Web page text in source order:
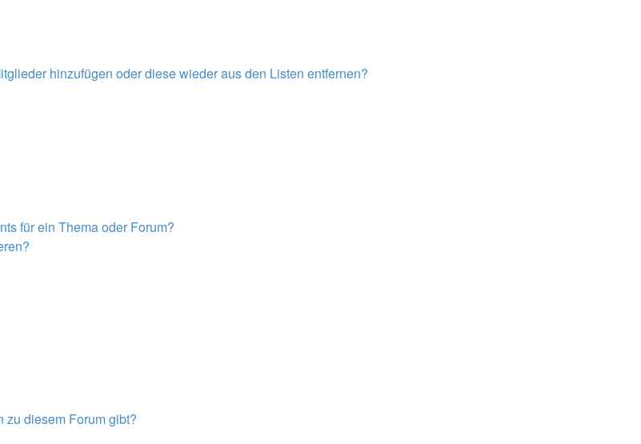
hinzufügen oder diese wieder aus den Listen entfernen?
für ein Thema oder Forum?
diesem Forum gibt?